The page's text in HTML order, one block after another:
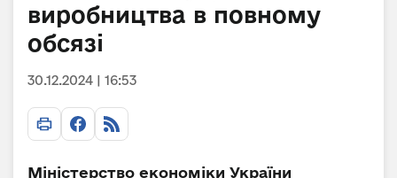
виробництва в повному
обсязі
30.12.2024 | 16:53
Міністерство економіки України